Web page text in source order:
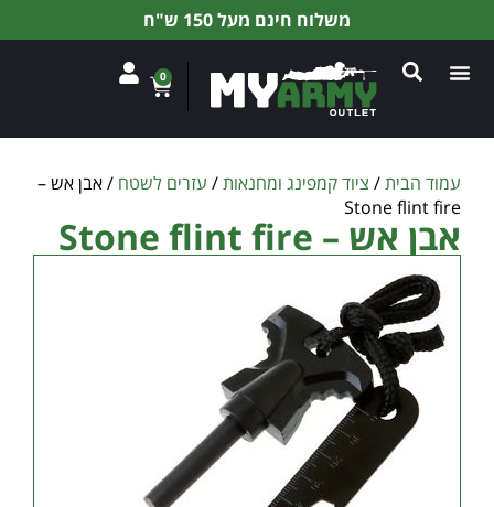
משלוח חינם מעל 150 ש"ח
0
עמוד הבית/ ציוד קמפינג ומחנאות/ עזרים לשטח / אבן אש –
Stone flint fire
אבן אש – Stone flint fire